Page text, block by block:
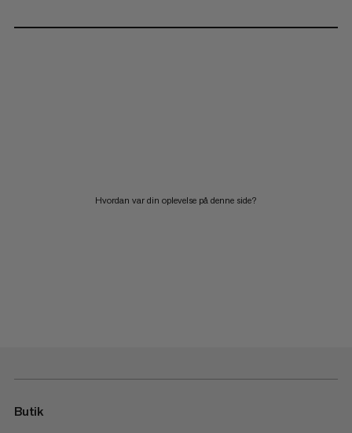
Hvordan var din oplevelse på denne side?
Butik